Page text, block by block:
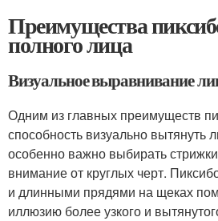
Преимущества
полного лица
Визуальное выравнивание
Одним из главных преимуществ
способность визуально вытянуть
особенно важно выбирать
внимание от круглых черт.
и длинными прядями на щеках
иллюзию более узкого и